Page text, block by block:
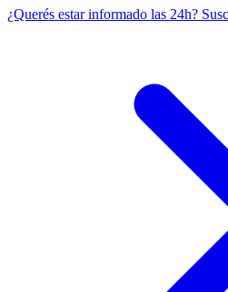
¿Querés estar informado las 24h?